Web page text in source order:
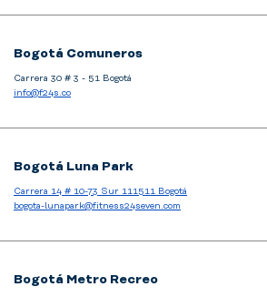
Bogotá Comuneros
Carrera 30 # 3 - 51 Bogotá
info@f24s.co
Bogotá Luna Park
Carrera 14 # 10-73 Sur 111511 Bogotá
bogota-lunapark@fitness24seven.com
Bogotá Metro Recreo